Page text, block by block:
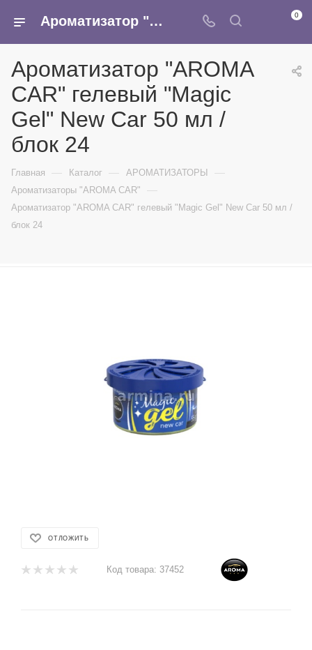
Ароматизатор "AROMA CAR" гелевый "Magic Gel" New Car 50 мл /блок 24 - купить в интернет-магазине Армина 0
Ароматизатор "AROMA
CAR" гелевый "Magic
Gel" New Car 50 мл /
блок 24
Главная — Каталог — АРОМАТИЗАТОРЫ —
Ароматизаторы "AROMA CAR" —
Ароматизатор "AROMA CAR" гелевый "Magic Gel" New Car 50 мл /
блок 24
ОТЛОЖИТЬ
Код товара: 37452